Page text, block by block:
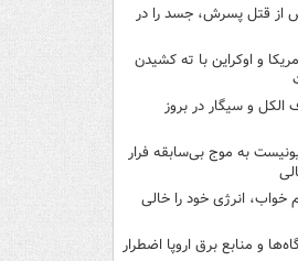
از قتل پسرش، جسد را در
و اوکراین با ته کشیدن
و سیگار در بروز
به موج بی‌سابقه فرار
خواب، انرژی خود را خالی
و منابع برق اروپا اضطرار